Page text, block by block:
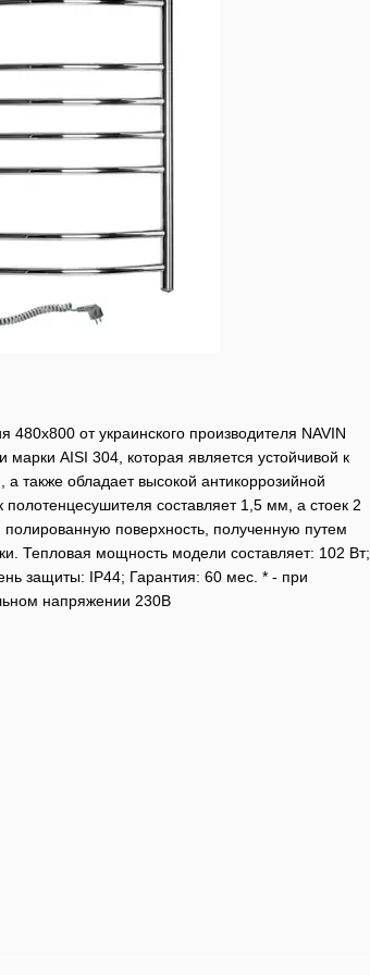
от украинского производителя NAVIN
AISI 304, которая является устойчивой к
также обладает высокой антикоррозийной
составляет 1,5 мм, а стоек 2
поверхность, полученную путем
Тепловая мощность модели составляет: 102 Вт;
защиты: IP44; Гарантия: 60 мес. * - при
напряжении 230В